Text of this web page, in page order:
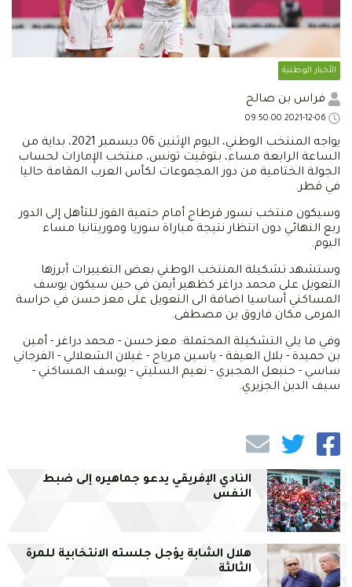
الأخبار الوطنية
فراس بن صالح
يواجه المنتخب الوطني، اليوم الإثنين 06 ديسمبر 2021، بداية من
الساعة الرابعة مساء، بتوقيت تونس، منتخب الإمارات لحساب
الجولة الختامية من دور المجموعات لكأس العرب المقامة حاليا
في قطر.
وسيكون منتخب نسور قرطاج أمام حتمية الفوز للتأهل إلى الدور
ربع النهائي دون انتظار نتيجة مباراة سوريا وموريتانيا مساء
اليوم.
وستشهد تشكيلة المنتخب الوطني بعض التغييرات أبرزها
التعويل على محمد دراغر كظهير أيمن في حين سيكون يوسف
المساكني أساسيا اضافة الى التعويل على معز حسن في حراسة
المرمى مكان فاروق بن مصطفى.
وفي ما يلي التشكيلة المحتملة: معز حسن - محمد دراغر - أمين
بن حميدة - بلال العيفة - ياسين مرياح - غيلان الشعلالي - الفرجاني
ساسي - حنبعل المجبري - نعيم السليتي - يوسف المساكني -
سيف الدين الجزيري.
النادي الإفريقي يدعو جماهيره إلى ضبط
النفس
هلال الشابة يؤجل جلسته الانتخابية للمرة
الثالثة